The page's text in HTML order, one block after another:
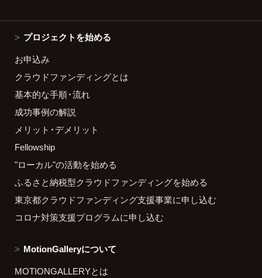
プロジェクトを始める
お申込み
クラウドファンディングとは
基本的な手順・流れ
成功事例の解説
メリット・デメリット
Fellowship
"ローカル"の活動を始める
ふるさと納税型クラウドファンディングを始める
東京都クラウドファンディング支援事業に申し込む
コロナ対策支援プログラムに申し込む
MotionGalleryについて
MOTIONGALLERYとは